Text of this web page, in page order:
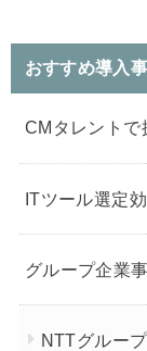
おすすめ導入
CMタレントで
ITツール選定
グループ企業
NTTグルー